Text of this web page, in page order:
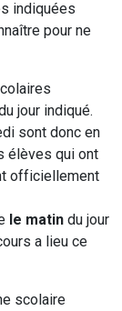
indiquées
pour ne
jour indiqué.
sont donc en
élèves qui ont
officiellement
le matin du jour
a lieu ce
scolaire